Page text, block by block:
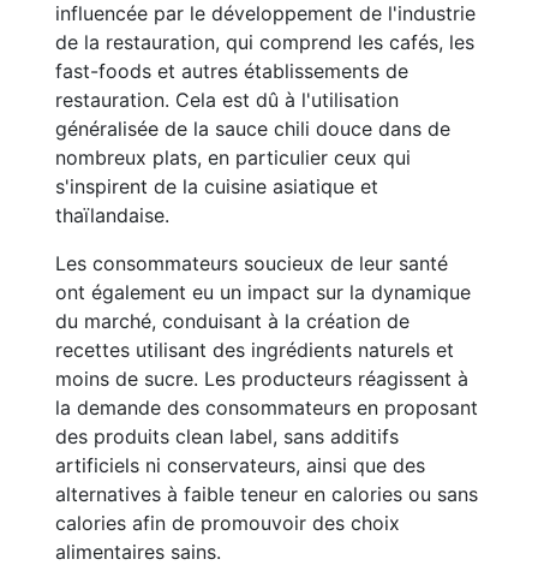
influencée par le développement de l'industrie
de la restauration, qui comprend les cafés, les
fast-foods et autres établissements de
restauration. Cela est dû à l'utilisation
généralisée de la sauce chili douce dans de
nombreux plats, en particulier ceux qui
s'inspirent de la cuisine asiatique et
thaïlandaise.
Les consommateurs soucieux de leur santé
ont également eu un impact sur la dynamique
du marché, conduisant à la création de
recettes utilisant des ingrédients naturels et
moins de sucre. Les producteurs réagissent à
la demande des consommateurs en proposant
des produits clean label, sans additifs
artificiels ni conservateurs, ainsi que des
alternatives à faible teneur en calories ou sans
calories afin de promouvoir des choix
alimentaires sains.